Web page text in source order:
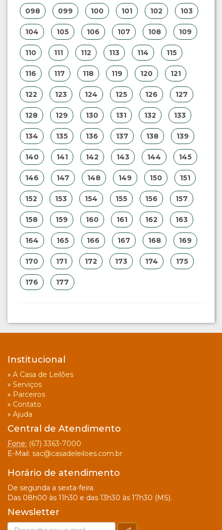
098 099 100 101 102 103
104 105 106 107 108 109
110 111 112 113 114 115
116 117 118 119 120 121
122 123 124 125 126 127
128 129 130 131 132 133
134 135 136 137 138 139
140 141 142 143 144 145
146 147 148 149 150 151
152 153 154 155 156 157
158 159 160 161 162 163
164 165 166 167 168 169
170 171 172 173 174 175
176 177
Institucional
» A Casa de Leilões
» Serviços
» Parceiros
» Contato
» Ajuda
Central de Atendimento
Fone: (67) 3363-7000
E-Mail: sac@casadeleiloes.com.br
Horário de atendimento
De segunda a sexta-feira.
Das 08h00 às 11h30 e das 13h30 às 17h30 (MS).
Newsletter